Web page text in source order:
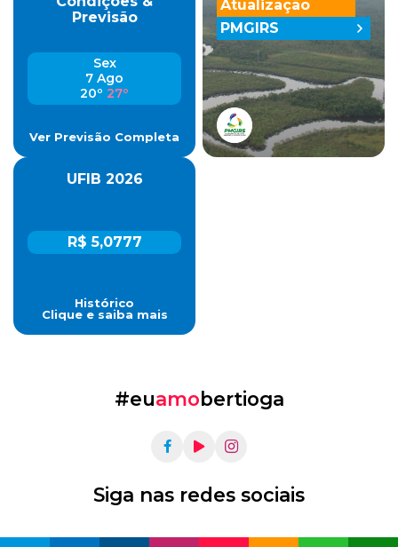
Previsão
Sex
7 Ago
20º 27º
Ver Previsão Completa
UFIB 2026
R$ 5,0777
Histórico
Clique e saiba mais
Atualização
PMGIRS
#euamobertioga
Siga nas redes sociais